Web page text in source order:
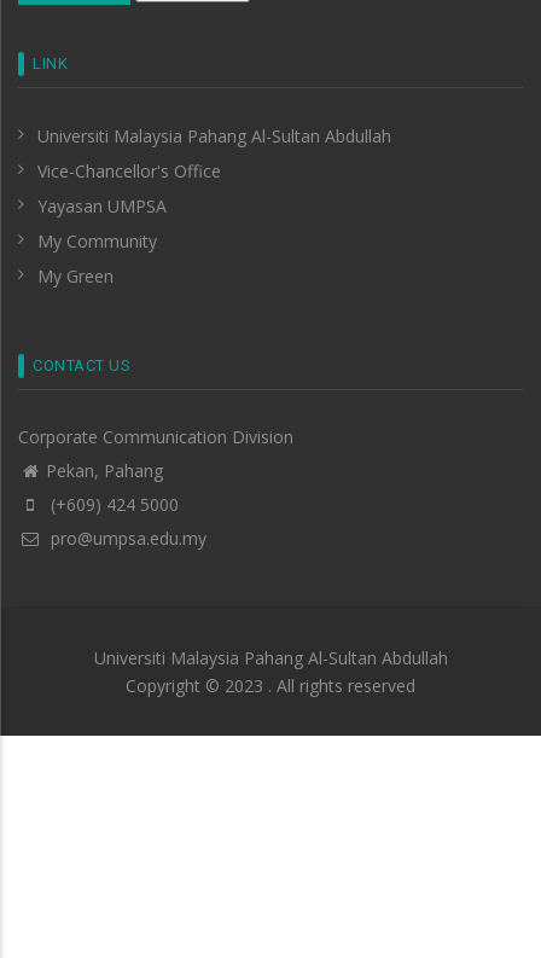
LINK
Universiti Malaysia Pahang Al-Sultan Abdullah
Vice-Chancellor's Office
Yayasan UMPSA
My Community
My Green
CONTACT US
Corporate Communication Division
Pekan, Pahang
(+609) 424 5000
pro@umpsa.edu.my
Universiti Malaysia Pahang Al-Sultan Abdullah
Copyright © 2023 . All rights reserved